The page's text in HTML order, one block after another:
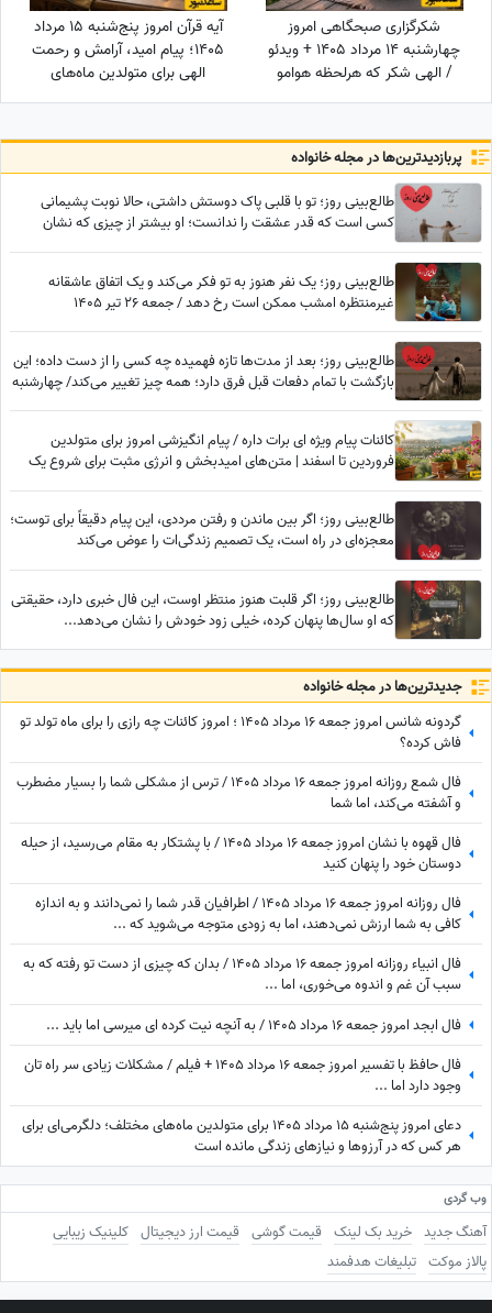
شکرگزاری صبحگاهی امروز
چهارشنبه 14 مرداد 1405 + ویدئو
/ الهی شکر که هرلحظه هوامو
آیه قرآن امروز پنج‌شنبه 15 مرداد
1405؛ پیام امید، آرامش و رحمت
الهی برای متولدین ماه‌های
پربازدید‌ترین‌ها در مجله خانواده
طالع‌بینی روز؛ تو با قلبی پاک دوستش داشتی، حالا نوبت پشیمانی
کسی است که قدر عشقت را ندانست؛ او بیشتر از چیزی که نشان
طالع‌بینی روز؛ یک نفر هنوز به تو فکر می‌کند و یک اتفاق عاشقانه
غیرمنتظره امشب ممکن است رخ دهد / جمعه 26 تیر 1405
طالع‌بینی روز؛ بعد از مدت‌ها تازه فهمیده چه کسی را از دست داده؛ این
بازگشت با تمام دفعات قبل فرق دارد؛ همه چیز تغییر می‌کند/ چهارشنبه
کائنات پیام ویژه ای برات داره / پیام انگیزشی امروز برای متولدین
فروردین تا اسفند | متن‌های امیدبخش و انرژی مثبت برای شروع یک
طالع‌بینی روز؛ اگر بین ماندن و رفتن مرددی، این پیام دقیقاً برای توست؛
معجزه‌ای در راه است، یک تصمیم زندگی‌ات را عوض می‌کند
طالع‌بینی روز؛ اگر قلبت هنوز منتظر اوست، این فال خبری دارد، حقیقتی
که او سال‌ها پنهان کرده، خیلی زود خودش را نشان می‌دهد...
جدید‌ترین‌ها در مجله خانواده
گردونه شانس امروز جمعه 16 مرداد 1405 ؛ امروز کائنات چه رازی را برای ماه تولد تو
فاش کرده؟
فال شمع روزانه امروز جمعه 16 مرداد 1405 / ترس از مشکلی شما را بسیار مضطرب
و آشفته می‌کند، اما شما
فال قهوه با نشان امروز جمعه 16 مرداد 1405 / با پشتکار به مقام می‌رسید، از حیله
دوستان خود را پنهان کنید
فال روزانه امروز جمعه 16 مرداد 1405 / اطرافیان قدر شما را نمی‌دانند و به اندازه
کافی به شما ارزش نمی‌دهند، اما به زودی متوجه می‌شوید که ...
فال انبیاء روزانه امروز جمعه 16 مرداد 1405 / بدان که چیزی از دست تو رفته که به
سبب آن غم و اندوه می‌خوری، اما ...
فال ابجد امروز جمعه 16 مرداد 1405 / به آنچه نیت کرده ای میرسی اما باید ...
فال حافظ با تفسیر امروز جمعه 16 مرداد 1405 + فیلم / مشکلات زیادی سر راه تان
وجود دارد اما ...
دعای امروز پنج‌شنبه 15 مرداد 1405 برای متولدین ماه‌های مختلف؛ دلگرمی‌ای برای
هر کس که در آرزوها و نیازهای زندگی مانده است
وب گردی
آهنگ جدید خرید بک لینک قیمت گوشی قیمت ارز دیجیتال کلینیک زیبایی
پالاز موکت تبلیغات هدفمند